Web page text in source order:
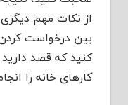
از نکات مهم
بین درخواست
کنید که قصد دارید
کارهای خانه را